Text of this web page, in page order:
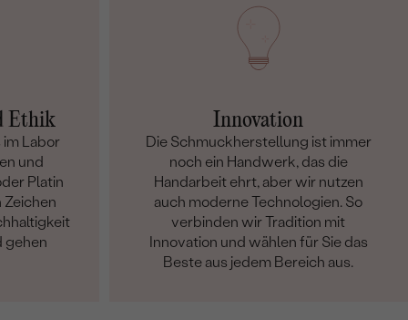
Ethik
Labor
und
Platin
Zeichen
gehen
Innovation
Die Schmuckherstellung ist immer
noch ein Handwerk, das die
Handarbeit ehrt, aber wir nutzen
auch moderne Technologien. So
verbinden wir Tradition mit
Innovation und wählen für Sie das
Beste aus jedem Bereich aus.